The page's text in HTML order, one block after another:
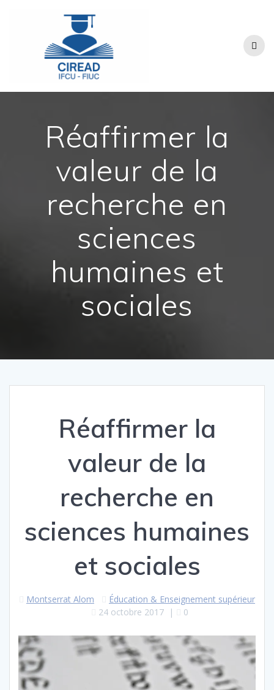
Réaffirmer la
valeur de la
recherche en
sciences
humaines et
sociales
Réaffirmer la
valeur de la
recherche en
sciences humaines
et sociales
Montserrat Alom
Éducation & Enseignement supérieur
24 octobre 2017| 0